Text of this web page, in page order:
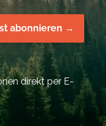
abonnieren →
direkt per E-